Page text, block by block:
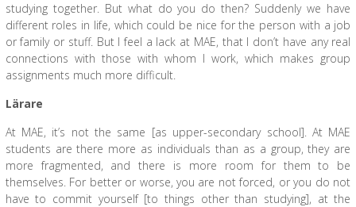
studying together. But what do you do then? Suddenly we have
different roles in life, which could be nice for the person with a job
or family or stuff. But I feel a lack at MAE, that I don’t have any real
connections with those with whom I work, which makes group
assignments much more difficult.
Lärare
At MAE, it’s not the same [as upper-secondary school]. At MAE
students are there more as individuals than as a group, they are
more fragmented, and there is more room for them to be
themselves. For better or worse, you are not forced, or you do not
have to commit yourself [to things other than studying], at the